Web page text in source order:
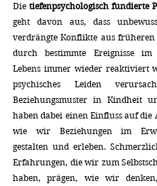
Die
geht davon aus, dass
verdrängte Konflikte aus früheren
durch bestimmte Ereignisse im
Lebens immer wieder reaktiviert
psychisches Leiden
Beziehungsmuster in Kindheit
haben dabei einen Einfluss auf die
wie wir Beziehungen im
gestalten und erleben.
Erfahrungen, die wir zum
haben, prägen, wie wir